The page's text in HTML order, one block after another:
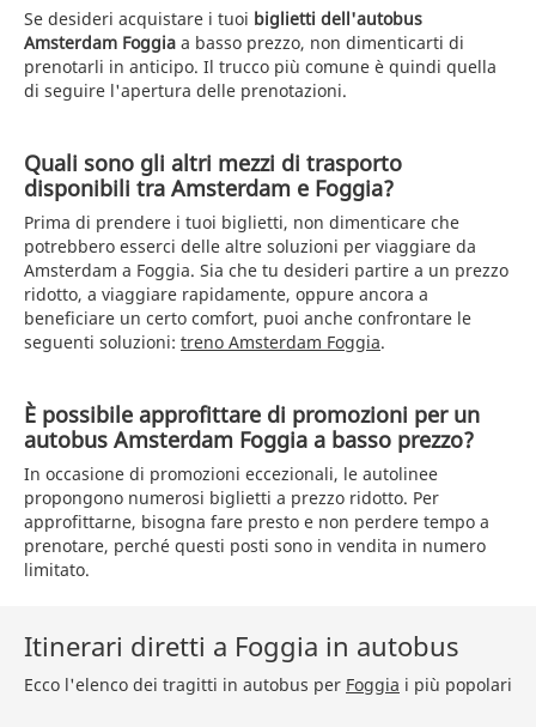
Se desideri acquistare i tuoi biglietti dell'autobus
Amsterdam Foggia a basso prezzo, non dimenticarti di
prenotarli in anticipo. Il trucco più comune è quindi quella
di seguire l'apertura delle prenotazioni.
Quali sono gli altri mezzi di trasporto
disponibili tra Amsterdam e Foggia?
Prima di prendere i tuoi biglietti, non dimenticare che
potrebbero esserci delle altre soluzioni per viaggiare da
Amsterdam a Foggia. Sia che tu desideri partire a un prezzo
ridotto, a viaggiare rapidamente, oppure ancora a
beneficiare un certo comfort, puoi anche confrontare le
seguenti soluzioni: treno Amsterdam Foggia.
È possibile approfittare di promozioni per un
autobus Amsterdam Foggia a basso prezzo?
In occasione di promozioni eccezionali, le autolinee
propongono numerosi biglietti a prezzo ridotto. Per
approfittarne, bisogna fare presto e non perdere tempo a
prenotare, perché questi posti sono in vendita in numero
limitato.
Itinerari diretti a Foggia in autobus
Ecco l'elenco dei tragitti in autobus per Foggia i più popolari